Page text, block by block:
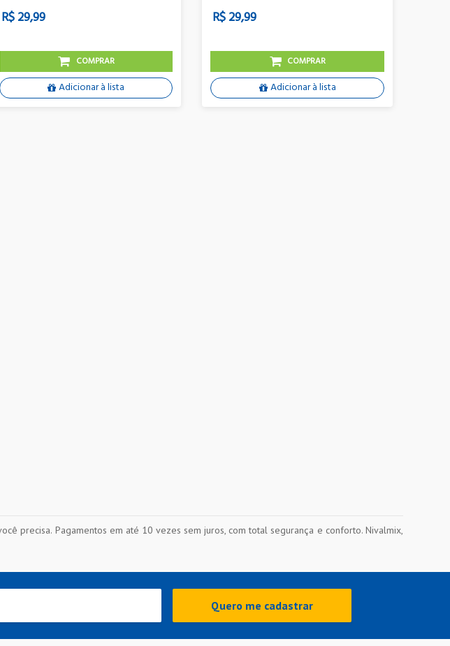
R$ 29,99
COMPRAR
Adicionar à lista
R$ 29,99
COMPRAR
Adicionar à lista
precisa. Pagamentos em até 10 vezes sem juros, com total segurança e conforto. Nivalmix,
Quero me cadastrar